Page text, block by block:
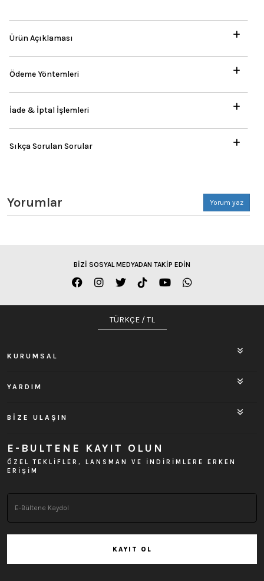
Ürün Açıklaması
Ödeme Yöntemleri
İade & İptal İşlemleri
Sıkça Sorulan Sorular
Yorumlar Yorum yaz
BİZİ SOSYAL MEDYADAN TAKİP EDİN
TÜRKÇE / TL
KURUMSAL
YARDIM
BİZE ULAŞIN
E-BULTENE KAYIT OLUN
ÖZEL TEKLİFLER, LANSMAN VE İNDİRİMLERE ERKEN
ERİŞİM
KAYIT OL